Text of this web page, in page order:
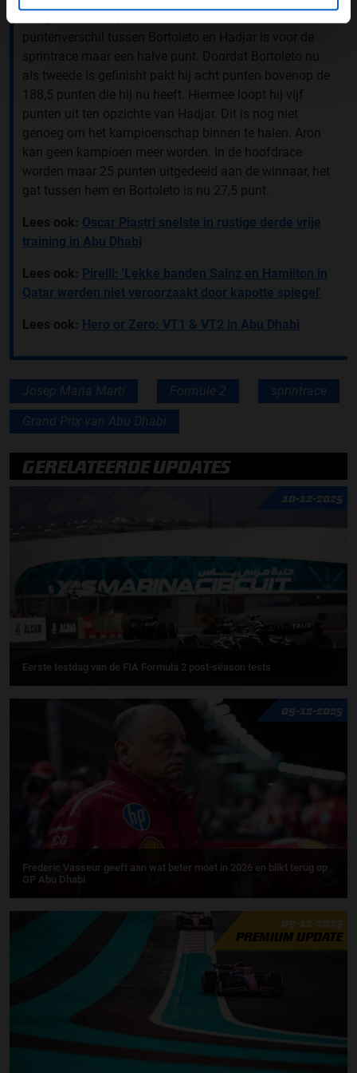
sprintrace maar een halve punt. Doordat Bortoleto nu
als tweede is gefinisht pakt hij acht punten bovenop de
188,5 punten die hij nu heeft. Hiermee loopt hij vijf
punten uit ten opzichte van Hadjar. Dit is nog niet
genoeg om het kampioenschap binnen te halen. Aron
kan geen kampioen meer worden. In de hoofdrace
worden maar 25 punten uitgedeeld aan de winnaar, het
gat tussen hem en Bortoleto is nu 27,5 punt.
Lees ook: Oscar Piastri snelste in rustige derde vrije
training in Abu Dhabi
Lees ook: Pirelli: 'Lekke banden Sainz en Hamilton in
Qatar werden niet veroorzaakt door kapotte spiegel'
Lees ook: Hero or Zero: VT1 & VT2 in Abu Dhabi
Josep Maria Martí Formule 2 sprintrace
Grand Prix van Abu Dhabi
GERELATEERDE UPDATES
10-12-2025
Eerste testdag van de FIA Formula 2 post-season tests
09-12-2025
Frederic Vasseur geeft aan wat beter moet in 2026 en blikt terug op
GP Abu Dhabi
09-12-2025
PREMIUM UPDATE